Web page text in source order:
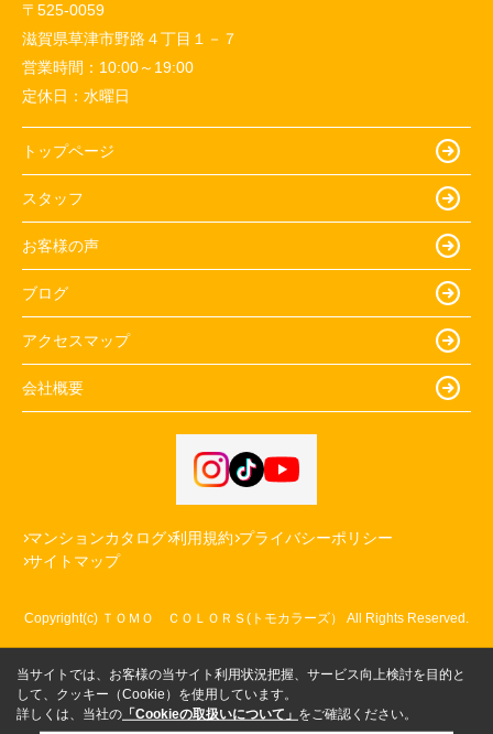
〒525-0059
滋賀県草津市野路４丁目１－７
営業時間： 10:00～19:00
定休日： 水曜日
トップページ
スタッフ
お客様の声
ブログ
アクセスマップ
会社概要
マンションカタログ 利用規約 プライバシーポリシー
サイトマップ
Copyright(c) ＴＯＭＯ ＣＯＬＯＲＳ(トモカラーズ） All Rights Reserved.
当サイトでは、お客様の当サイト利用状況把握、サービス向上検討を目的と
して、クッキー（Cookie）を使用しています。
詳しくは、当社の 「Cookieの取扱いについて」 をご確認ください。